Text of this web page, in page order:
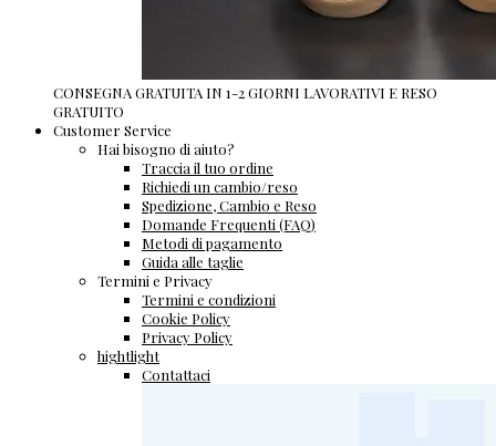
CONSEGNA GRATUITA IN 1-2 GIORNI LAVORATIVI E RESO
GRATUITO
Customer Service
Hai bisogno di aiuto?
Traccia il tuo ordine
Richiedi un cambio/reso
Spedizione, Cambio e Reso
Domande Frequenti (FAQ)
Metodi di pagamento
Guida alle taglie
Termini e Privacy
Termini e condizioni
Cookie Policy
Privacy Policy
hightlight
Contattaci